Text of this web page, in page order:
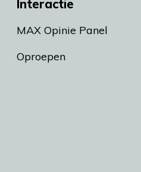
Interactie
MAX Opinie Panel
Oproepen